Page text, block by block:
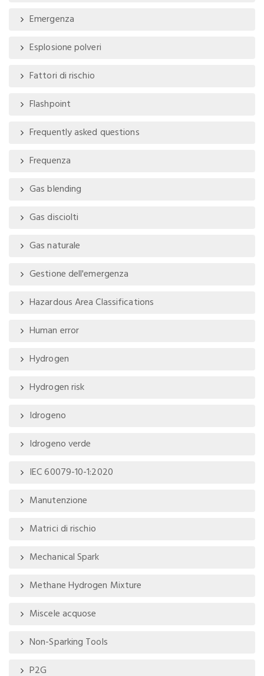
Emergenza
Esplosione polveri
Fattori di rischio
Flashpoint
Frequently asked questions
Frequenza
Gas blending
Gas disciolti
Gas naturale
Gestione dell'emergenza
Hazardous Area Classifications
Human error
Hydrogen
Hydrogen risk
Idrogeno
Idrogeno verde
IEC 60079-10-1:2020
Manutenzione
Matrici di rischio
Mechanical Spark
Methane Hydrogen Mixture
Miscele acquose
Non-Sparking Tools
P2G